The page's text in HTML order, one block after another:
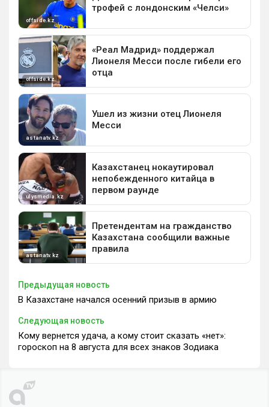
Предыдущая новость
В Казахстане начался осенний призыв в армию
Следующая новость
Кому вернется удача, а кому стоит сказать «нет»:
гороскоп на 8 августа для всех знаков Зодиака